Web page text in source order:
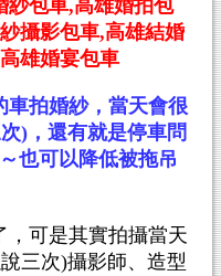
紗包車,高雄婚拍包
攝影包車,高雄結婚
高雄婚宴包車
車拍婚紗，當天會很
)，還有就是停車問
也可以降低被拖吊
，可是其實拍攝當天
三次)攝影師、造型